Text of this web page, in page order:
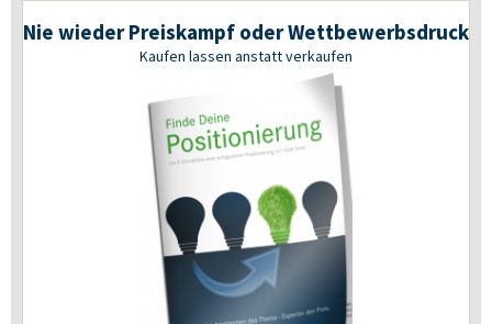
Nie wieder Preiskampf oder Wettbewerbsdruck
Kaufen lassen anstatt verkaufen